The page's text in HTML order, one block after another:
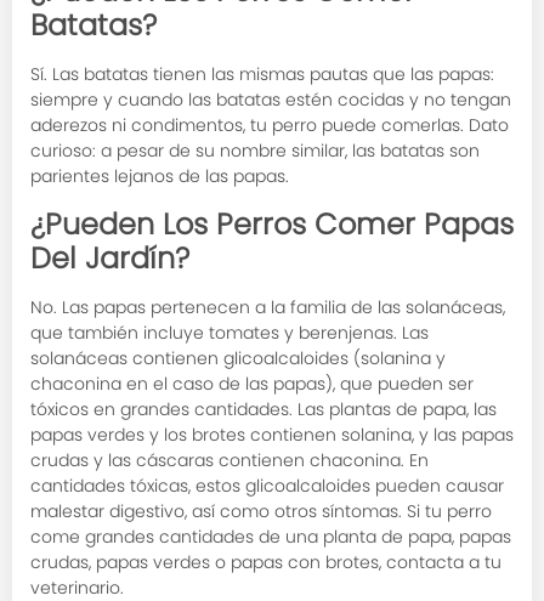
Batatas?
Sí. Las batatas tienen las mismas pautas que las papas:
siempre y cuando las batatas estén cocidas y no tengan
aderezos ni condimentos, tu perro puede comerlas. Dato
curioso: a pesar de su nombre similar, las batatas son
parientes lejanos de las papas.
¿Pueden Los Perros Comer Papas
Del Jardín?
No. Las papas pertenecen a la familia de las solanáceas,
que también incluye tomates y berenjenas. Las
solanáceas contienen glicoalcaloides (solanina y
chaconina en el caso de las papas), que pueden ser
tóxicos en grandes cantidades. Las plantas de papa, las
papas verdes y los brotes contienen solanina, y las papas
crudas y las cáscaras contienen chaconina. En
cantidades tóxicas, estos glicoalcaloides pueden causar
malestar digestivo, así como otros síntomas. Si tu perro
come grandes cantidades de una planta de papa, papas
crudas, papas verdes o papas con brotes, contacta a tu
veterinario.